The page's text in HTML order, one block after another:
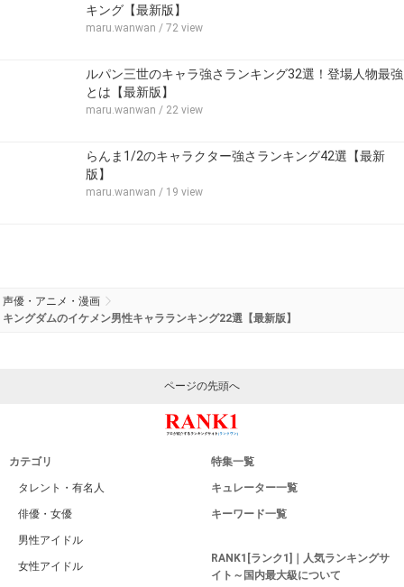
キング【最新版】
maru.wanwan / 72 view
ルパン三世のキャラ強さランキング32選！登場人物最強
とは【最新版】
maru.wanwan / 22 view
らんま1/2のキャラクター強さランキング42選【最新
版】
maru.wanwan / 19 view
声優・アニメ・漫画
キングダムのイケメン男性キャラランキング22選【最新版】
ページの先頭へ
カテゴリ
タレント・有名人
俳優・女優
男性アイドル
女性アイドル
特集一覧
キュレーター一覧
キーワード一覧
RANK1[ランク1]｜人気ランキングサ
イト～国内最大級について